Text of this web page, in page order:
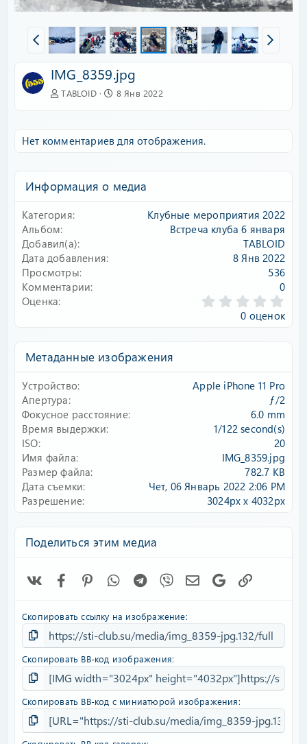
IMG_8359.jpg
TABLOID 8 Янв 2022
Нет комментариев для отображения.
Информация о медиа
Категория
Клубные мероприятия 2022
Альбом
Встреча клуба 6 января
Добавил(а)
TABLOID
Дата добавления
8 Янв 2022
Просмотры
536
Комментарии
0
Оценка
.
0
д
0 оценок
Метаданные изображения
Устройство
Apple iPhone 11 Pro
Апертура
ƒ/2
Фокусное расстояние
6.0 mm
Время выдержки
1/122 second(s)
ISO
20
Имя файла
IMG_8359.jpg
Размер файла
782.7 KB
Дата съемки
Чет, 06 Январь 2022 2:06 PM
Разрешение
3024px x 4032px
Поделиться этим медиа
FacebookPinterestWhatsAppTelegram
Viber Электронная почта
Google
Скопировать ссылку на изображение
Скопировать BB-код изображения
Скопировать BB-код с миниатюрой изображения